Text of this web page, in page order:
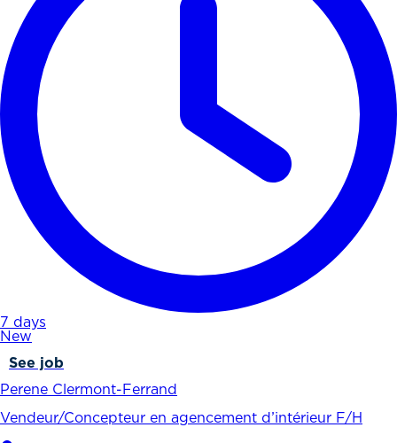
7 days
New
See job
Perene Clermont-Ferrand
Vendeur/Concepteur en agencement d’intérieur F/H